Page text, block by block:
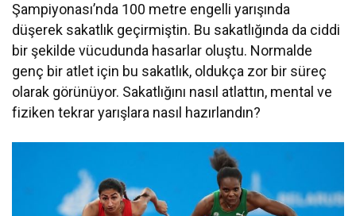
Şampiyonası’nda 100 metre engelli yarışında
düşerek sakatlık geçirmiştin. Bu sakatlığında da ciddi
bir şekilde vücudunda hasarlar oluştu. Normalde
genç bir atlet için bu sakatlık, oldukça zor bir süreç
olarak görünüyor. Sakatlığını nasıl atlattın, mental ve
fiziken tekrar yarışlara nasıl hazırlandın?